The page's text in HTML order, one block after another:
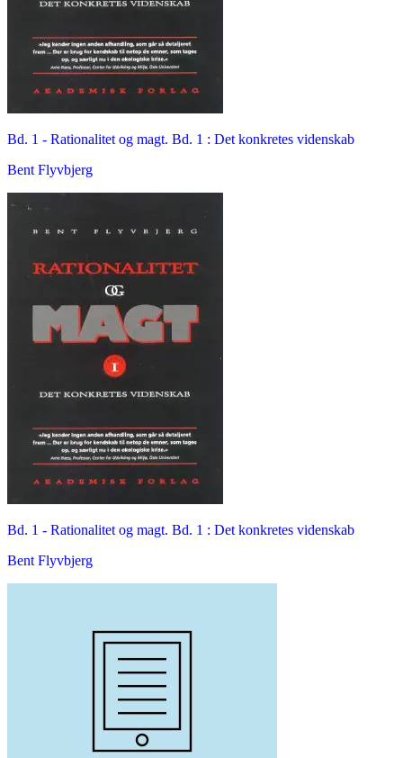
Bd. 1 - Rationalitet og magt. Bd. 1 : Det konkretes videnskab
Bent Flyvbjerg
Bd. 1 - Rationalitet og magt. Bd. 1 : Det konkretes videnskab
Bent Flyvbjerg